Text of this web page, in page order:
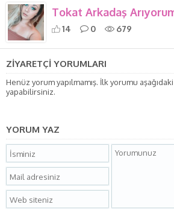
Tokat Arkadaş
14 0 679
ZİYARETÇİ YORUMLARI
Henüz yorum yapılmamış. İlk yorumu aşağıdaki
yapabilirsiniz.
YORUM YAZ